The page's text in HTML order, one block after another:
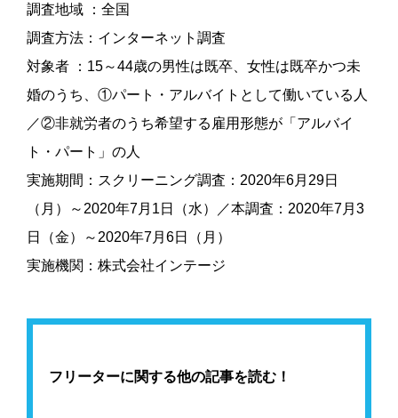
調査地域 ：全国
調査方法：インターネット調査
対象者 ：15～44歳の男性は既卒、女性は既卒かつ未
婚のうち、①パート・アルバイトとして働いている人
／②非就労者のうち希望する雇用形態が「アルバイ
ト・パート」の人
実施期間：スクリーニング調査：2020年6月29日
（月）～2020年7月1日（水）／本調査：2020年7月3
日（金）～2020年7月6日（月）
実施機関：株式会社インテージ
フリーターに関する他の記事を読む！